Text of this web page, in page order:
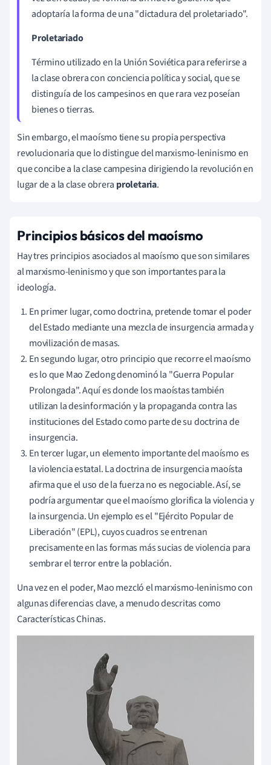
adoptaría la forma de una "dictadura del proletariado".
Proletariado
Término utilizado en la Unión Soviética para referirse a
la clase obrera con conciencia política y social, que se
distinguía de los campesinos en que rara vez poseían
bienes o tierras.
Sin embargo, el maoísmo tiene su propia perspectiva
revolucionaria que lo distingue del marxismo-leninismo en
que concibe a la clase campesina dirigiendo la revolución en
lugar de a la clase obrera proletaria.
Principios básicos del maoísmo
Hay tres principios asociados al maoísmo que son similares
al marxismo-leninismo y que son importantes para la
ideología.
En primer lugar, como doctrina, pretende tomar el poder
del Estado mediante una mezcla de insurgencia armada y
movilización de masas.
En segundo lugar, otro principio que recorre el maoísmo
es lo que Mao Zedong denominó la "Guerra Popular
Prolongada". Aquí es donde los maoístas también
utilizan la desinformación y la propaganda contra las
instituciones del Estado como parte de su doctrina de
insurgencia.
En tercer lugar, un elemento importante del maoísmo es
la violencia estatal. La doctrina de insurgencia maoísta
afirma que el uso de la fuerza no es negociable. Así, se
podría argumentar que el maoísmo glorifica la violencia y
la insurgencia. Un ejemplo es el "Ejército Popular de
Liberación" (EPL), cuyos cuadros se entrenan
precisamente en las formas más sucias de violencia para
sembrar el terror entre la población.
Una vez en el poder, Mao mezcló el marxismo-leninismo con
algunas diferencias clave, a menudo descritas como
Características Chinas.